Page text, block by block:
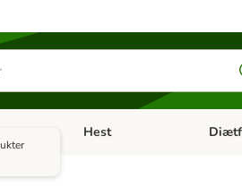
menu: FiskÅben kategori menu: Fugl
Hest Åben